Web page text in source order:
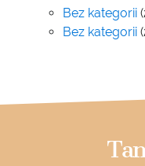
Bez kategorii
Bez kategorii